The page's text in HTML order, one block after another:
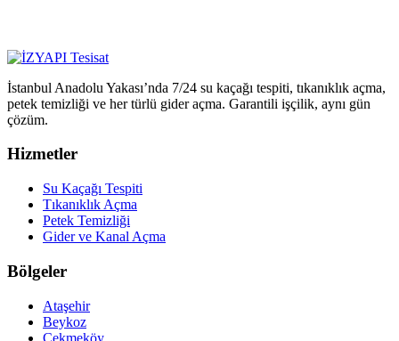
İstanbul Anadolu Yakası’nda 7/24 su kaçağı tespiti, tıkanıklık açma,
petek temizliği ve her türlü gider açma. Garantili işçilik, aynı gün
çözüm.
Hizmetler
Su Kaçağı Tespiti
Tıkanıklık Açma
Petek Temizliği
Gider ve Kanal Açma
Bölgeler
Ataşehir
Beykoz
Çekmeköy